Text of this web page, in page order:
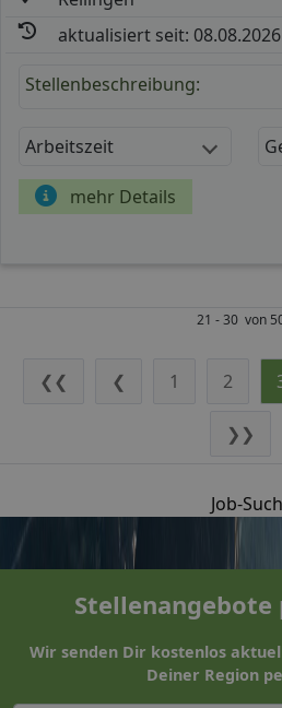
aktualisiert seit: 08.08.2026
Stellenbeschreibung:
Arbeitszeit
mehr Details
21 - 30 von
❮❮ ❮ 1 2
❯❯
Job-
Stellenangebote
Wir senden Dir kostenlos
Deiner Region